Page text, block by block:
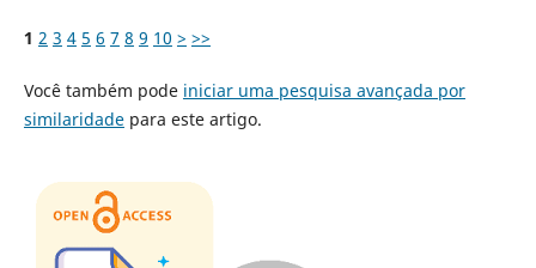
1 2 3 4 5 6 7 8 9 10 > >>
Você também pode iniciar uma pesquisa avançada por
similaridadepara este artigo.